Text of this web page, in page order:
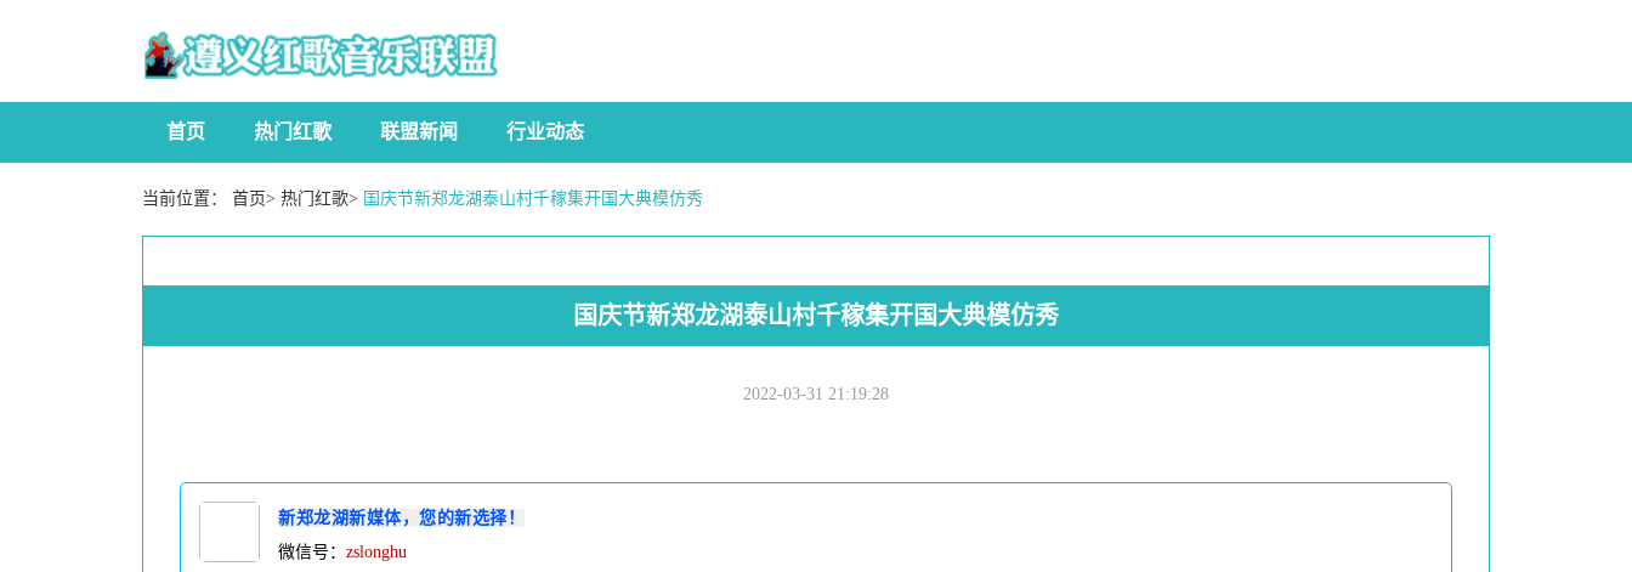
首页 热门红歌 联盟新闻 行业动态
当前位置： 首页> 热门红歌> 国庆节新郑龙湖泰山村千稼集开国大典模仿秀
国庆节新郑龙湖泰山村千稼集开国大典模仿秀
2022-03-31 21:19:28
新郑龙湖新媒体，您的新选择！
微信号： zslonghu